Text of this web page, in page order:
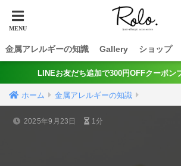
金属アレルギーの知識 Gallery ショップ
LINEお友だち追加で300円OFFクーポン
ホーム 金属アレルギーの知識
2025年9月23日 1分